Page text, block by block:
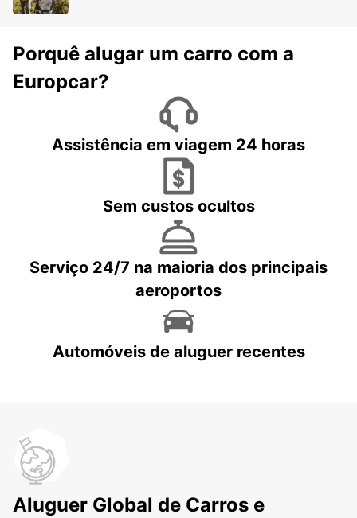
Porquê alugar um carro com a
Europcar?
Assistência em viagem 24 horas
Sem custos ocultos
Serviço 24/7 na maioria dos principais
aeroportos
Automóveis de aluguer recentes
Aluguer Global de Carros e